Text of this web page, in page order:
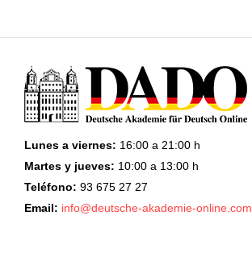
Lunes a viernes: 16:00 a 21:00 h
Martes y jueves: 10:00 a 13:00 h
Teléfono: 93 675 27 27
Email: info@deutsche-akademie-online.com